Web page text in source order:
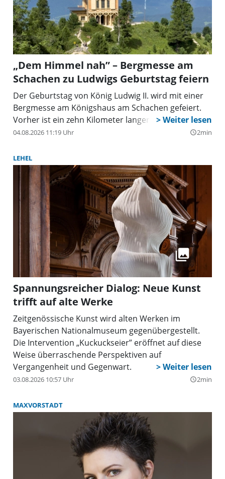
„Dem Himmel nah” – Bergmesse am
Schachen zu Ludwigs Geburtstag feiern
Der Geburtstag von König Ludwig II. wird mit einer
Bergmesse am Königshaus am Schachen gefeiert.
Vorher ist ein zehn Kilometer langer Aufstieg nötig.
04.08.2026 11:19 Uhr query_builder2min
LEHEL
Spannungsreicher Dialog: Neue Kunst
trifft auf alte Werke
Zeitgenössische Kunst wird alten Werken im
Bayerischen Nationalmuseum gegenübergestellt.
Die Intervention „Kuckuckseier” eröffnet auf diese
Weise überraschende Perspektiven auf
Vergangenheit und Gegenwart.
03.08.2026 10:57 Uhr query_builder2min
MAXVORSTADT